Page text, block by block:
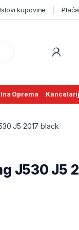
kupovine
Oprema
J5 2017 black
J530 J5